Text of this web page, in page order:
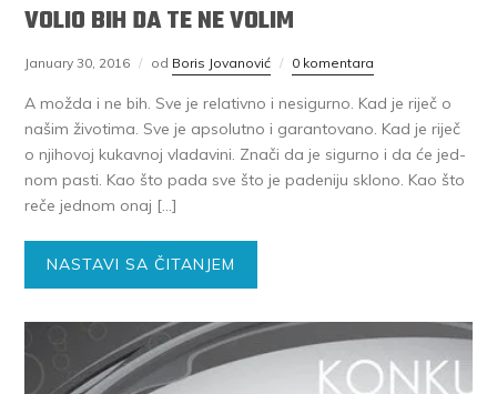
VOLIO BIH DA TE NE VOLIM
January 30, 2016 od Boris Jovanović 0 komentara
A mo­žda i ne bih. Sve je re­la­tiv­no i ne­si­gur­no. Kad je ri­ječ o
na­šim ži­vo­ti­ma. Sve je ap­so­lut­no i ga­ran­to­va­no. Kad je ri­ječ
o nji­ho­voj ku­kav­noj vla­da­vi­ni. Zna­či da je si­gur­no i da će jed­
nom pa­sti. Kao što pa­da sve što je pa­de­ni­ju sklo­no. Kao što
re­če jed­nom onaj […]
NASTAVI SA ČITANJEM